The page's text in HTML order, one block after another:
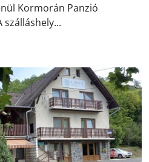
Kormorán Panzió
szálláshely...